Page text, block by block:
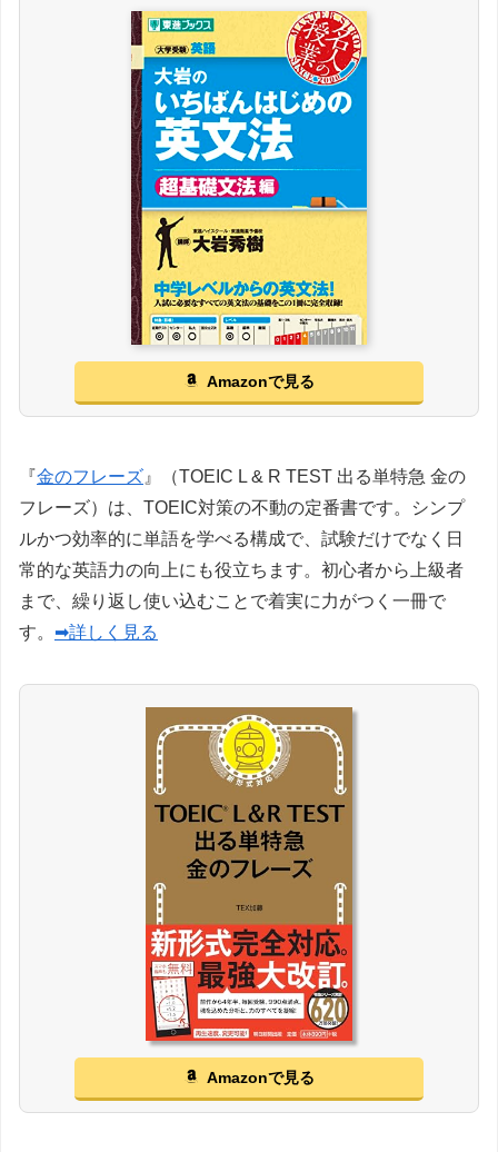
Amazonで見る
『金のフレーズ 』（TOEIC L & R TEST 出る単特急 金の
フレーズ）は、TOEIC対策の不動の定番書です。シンプ
ルかつ効率的に単語を学べる構成で、試験だけでなく日
常的な英語力の向上にも役立ちます。初心者から上級者
まで、繰り返し使い込むことで着実に力がつく一冊で
す。 ➡詳しく見る
Amazonで見る